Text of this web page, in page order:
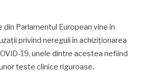
Parlamentul European vine în
privind nereguli în achiziționarea
19, unele dintre acestea nefiind
teste clinice riguroase.